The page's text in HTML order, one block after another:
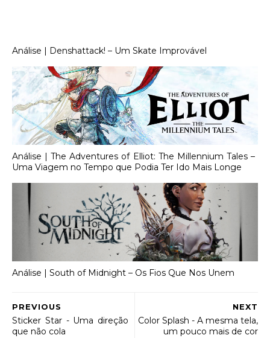
Análise | Denshattack! – Um Skate Improvável
Análise | The Adventures of Elliot: The Millennium Tales –
Uma Viagem no Tempo que Podia Ter Ido Mais Longe
Análise | South of Midnight – Os Fios Que Nos Unem
NEXT
Color Splash - A mesma tela,
um pouco mais de cor
PREVIOUS
Sticker Star - Uma direção
que não cola